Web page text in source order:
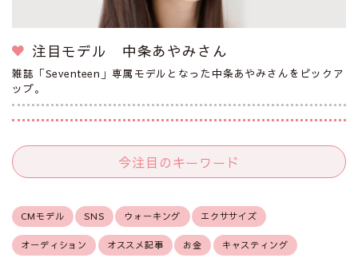
注目モデル 中条あやみさん
雑誌「Seventeen」専属モデルとなった中条あやみさんをピックア
ップ。
今注目のキーワード
CMモデル SNS ウォーキング エクササイズ
オーディション オススメ記事 お金 キャスティング